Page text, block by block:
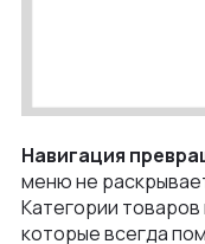
Навигация
меню не
Категории
которые всегда